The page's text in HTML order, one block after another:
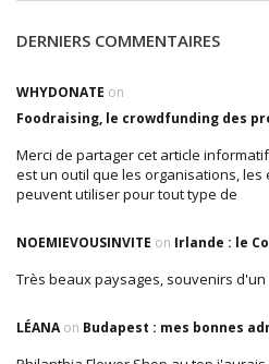
DERNIERS COMMENTAIRES
WHYDONATE on
Foodraising, le crowdfunding des
Merci de partager cet article
est un outil que les organisations,
peuvent utiliser pour tout type de
NOEMIEVOUSINVITE on Irlande : le
Très beaux paysages, souvenirs
LÉANAon Budapest : mes bonnes